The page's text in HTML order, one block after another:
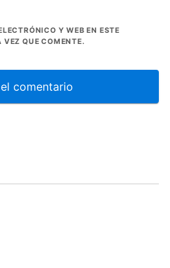
Y WEB EN ESTE
QUE COMENTE.